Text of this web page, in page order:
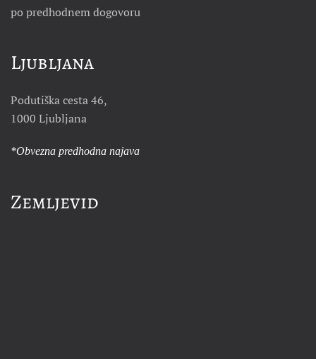
po predhodnem dogovoru
Ljubljana
Podutiška cesta 46,
1000 Ljubljana
*Obvezna predhodna najava
Zemljevid